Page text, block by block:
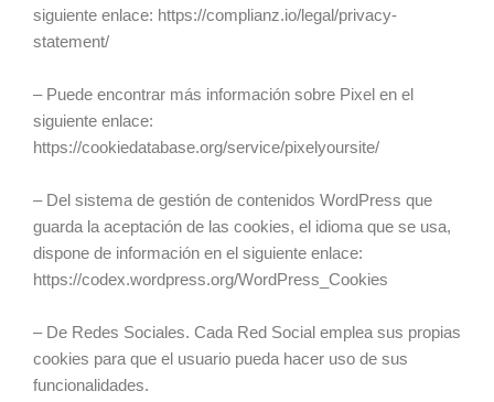
siguiente enlace: https://complianz.io/legal/privacy-
statement/
– Puede encontrar más información sobre Pixel en el
siguiente enlace:
https://cookiedatabase.org/service/pixelyoursite/
– Del sistema de gestión de contenidos WordPress que
guarda la aceptación de las cookies, el idioma que se usa,
dispone de información en el siguiente enlace:
https://codex.wordpress.org/WordPress_Cookies
– De Redes Sociales. Cada Red Social emplea sus propias
cookies para que el usuario pueda hacer uso de sus
funcionalidades.